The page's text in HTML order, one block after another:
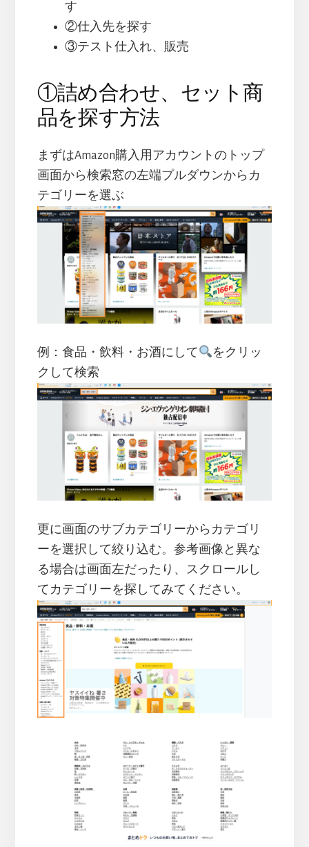
す
②仕入先を探す
③テスト仕入れ、販売
①詰め合わせ、セット商
品を探す方法
まずはAmazon購入用アカウントのトップ
画面から検索窓の左端プルダウンからカ
テゴリーを選ぶ
例：食品・飲料・お酒にして
をクリッ
クして検索
更に画面のサブカテゴリーからカテゴリ
ーを選択して絞り込む。参考画像と異な
る場合は画面左だったり、スクロールし
てカテゴリーを探してみてください。